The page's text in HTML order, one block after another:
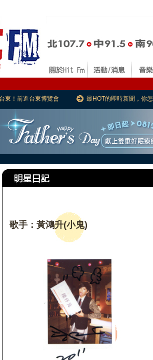
東！前進台東博覽會 最HOT的即時新聞，你
歌手：黃鴻升(小鬼)